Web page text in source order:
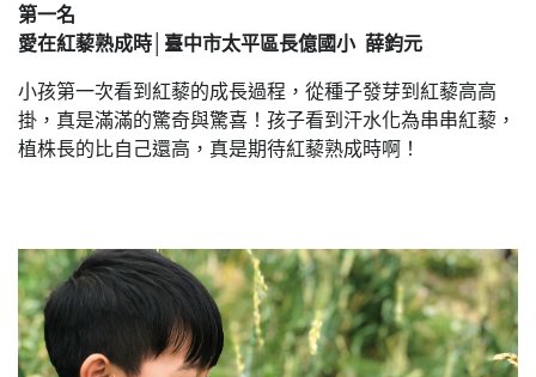
第一名
愛在紅藜熟成時│臺中市太平區長億國小 薛鈞元
小孩第一次看到紅藜的成長過程，從種子發芽到紅藜高高
掛，真是滿滿的驚奇與驚喜！孩子看到汗水化為串串紅藜，
植株長的比自己還高，真是期待紅藜熟成時啊！